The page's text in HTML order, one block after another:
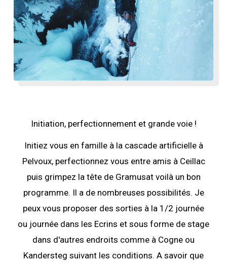
Initiation, perfectionnement et grande voie !
Initiez vous en famille à la cascade artificielle à
Pelvoux, perfectionnez vous entre amis à Ceillac
puis grimpez la tête de Gramusat voilà un bon
programme. Il a de nombreuses possibilités. Je
peux vous proposer des sorties à la 1/2 journée
ou journée dans les Ecrins et sous forme de stage
dans d'autres endroits comme à Cogne ou
Kandersteg suivant les conditions. A savoir que